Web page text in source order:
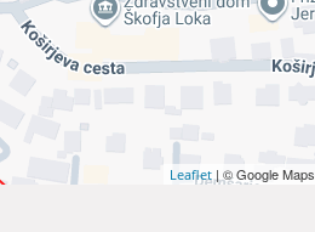
Leaflet | © Google Maps